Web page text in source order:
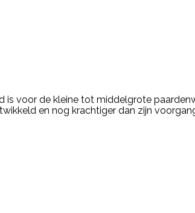
is voor de kleine tot middelgrote
en nog krachtiger dan zijn